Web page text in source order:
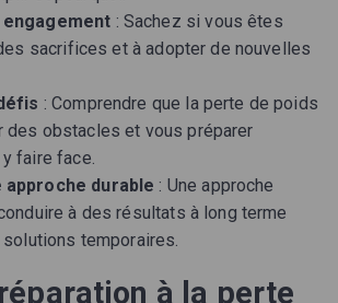
: Sachez si vous êtes
sacrifices et à adopter de nouvelles
: Comprendre que la perte de poids
des obstacles et vous préparer
faire face.
approche durable : Une approche
à des résultats à long terme
temporaires.
à la perte